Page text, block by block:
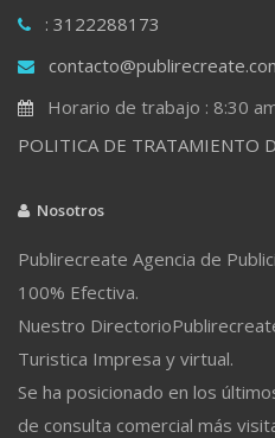
: 3122288173
Horario de trabajo : 8:30
POLITICA DE TRATAMIENTO
Nosotros
Publirecreate Agencia de
100% Efectiva.
Nuestro
Turistica Impresa y virtual.
Se ha posicionado en los
de consulta comercial más